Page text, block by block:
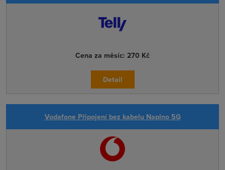
Cena za měsíc: 270 Kč
Detail
Vodafone Připojení bez kabelu Naplno 5G